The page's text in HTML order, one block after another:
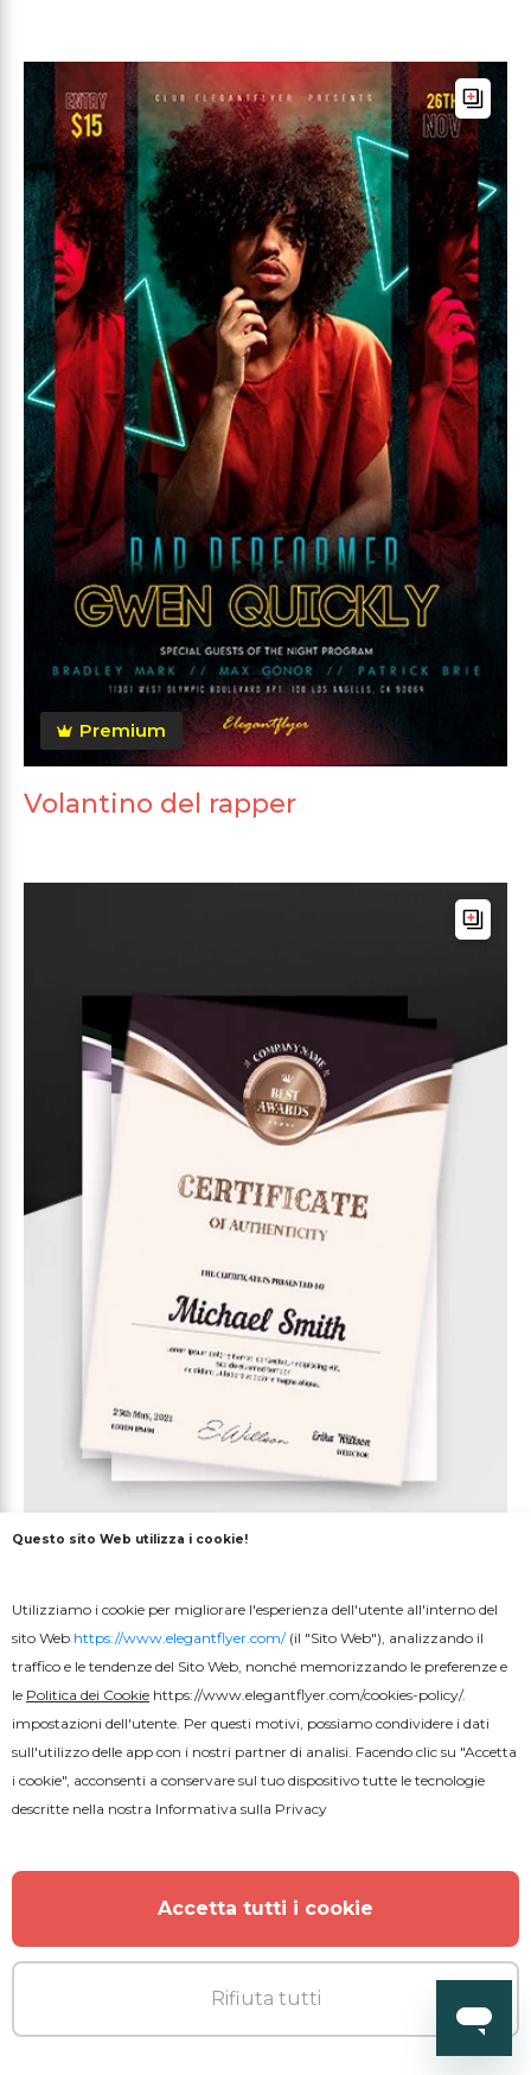
Premium
Volantino del rapper
Gratuito
Certificato autentico
Questo sito Web utilizza i cookie!
Utilizziamo i cookie per migliorare l'esperienza dell'utente all'interno del
sito Web https://www.elegantflyer.com/(il "Sito Web"), analizzando il
traffico e le tendenze del Sito Web, nonché memorizzando le preferenze e
le Politica dei Cookie https://www.elegantflyer.com/cookies-policy/.
impostazioni dell'utente. Per questi motivi, possiamo condividere i dati
sull'utilizzo delle app con i nostri partner di analisi. Facendo clic su "Accetta
i cookie", acconsenti a conservare sul tuo dispositivo tutte le tecnologie
descritte nella nostra Informativa sulla Privacy
Accetta tutti i cookie
Rifiuta tutti